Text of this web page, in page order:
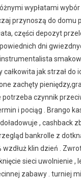
wypłatami
przynoszą do domu
części depozyt
dni
jak strzał do
zachęty
potrzeba czynnik
i pociąg . Brango
, cashback
bankrolle z
wzdłuż klin dzień .
sieci uwolnienie ,
zabawy . turniej